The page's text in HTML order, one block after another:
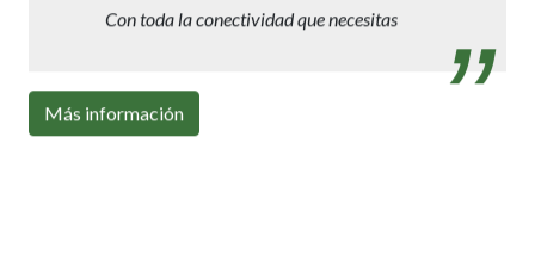
Trabajos profesionales en A4 con reducida
Con toda la conectividad que necesitas